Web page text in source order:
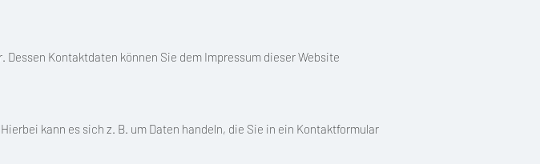
Kontaktdaten können Sie dem Impressum dieser Website
kann es sich z. B. um Daten handeln, die Sie in ein Kontaktformular